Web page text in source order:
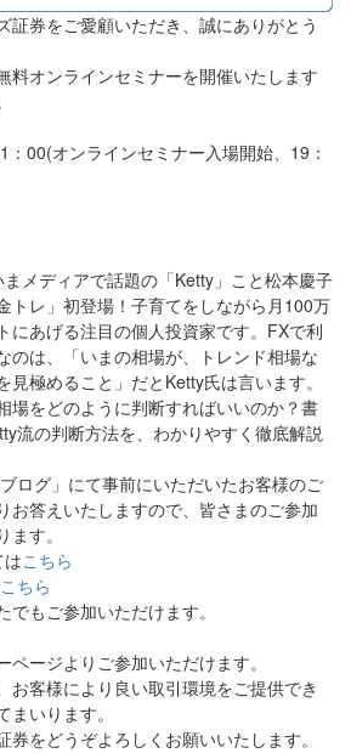
証券をご愛顧いただき、誠にありがとう
料オンラインセミナーを開催いたします
00(オンラインセミナー入場開始、19：
メディアで話題の「Ketty」こと松本慶子
トレ」初登場！子育てをしながら月100万
にあげる注目の個人投資家です。FXで利
のは、「いまの相場が、トレンド相場な
極めること」だとKetty氏は言います。
場をどのように判断すればいいのか？書
流の判断方法を、わかりやすく徹底解説
ログ」にて事前にいただいたお客様のご
お答えいたしますので、皆さまのご参加
す。
こちら
こちら
もご参加いただけます。
ージよりご参加いただけます。
お客様により良い取引環境をご提供でき
いります。
をどうぞよろしくお願いいたします。